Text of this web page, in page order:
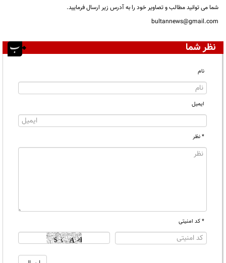
شما می توانید مطالب و تصاویر خود را به آدرس زیر ارسال فرمایید.
bultannews@gmail.com
نظر شما
نام
ایمیل
* نظر
* کد امنیتی